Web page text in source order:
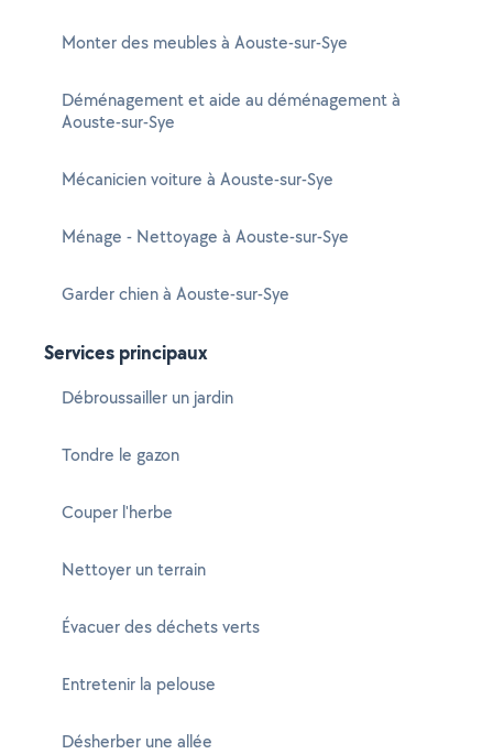
Monter des meubles à Aouste-sur-Sye
Déménagement et aide au déménagement à
Aouste-sur-Sye
Mécanicien voiture à Aouste-sur-Sye
Ménage - Nettoyage à Aouste-sur-Sye
Garder chien à Aouste-sur-Sye
Services principaux
Débroussailler un jardin
Tondre le gazon
Couper l'herbe
Nettoyer un terrain
Évacuer des déchets verts
Entretenir la pelouse
Désherber une allée